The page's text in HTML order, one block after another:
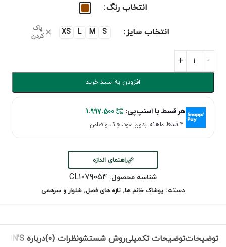
انتخاب رنگ
انتخاب سایز S
M
L
XS
پاک
کردن
افزودن به سبد خرید
هر قسط با اسنپ‌پی: 1.997.500
۴ قسط ماهانه. بدون سود، چک و ضامن.
راهنمای اندازه
شناسه محصول: CL1079054
دسته: پوشاک خانم ها, تازه های فصل, شلوار و سرهمی
توضیحاتتوضیحات تکمیلیروش شستشونظرات (0) درباره COLIN'S